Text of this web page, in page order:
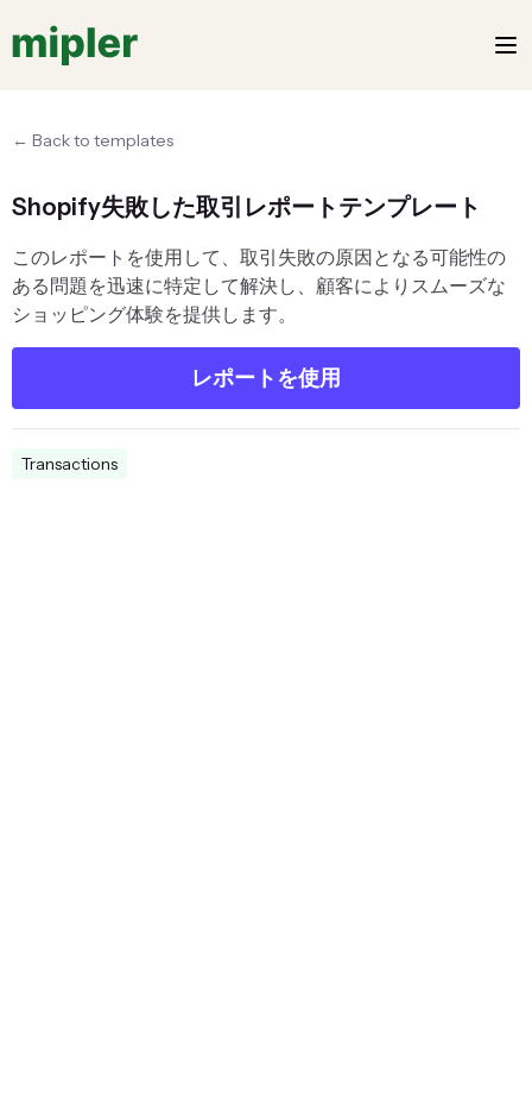
← Back to templates
Shopify失敗した取引レポートテンプレート
このレポートを使用して、取引失敗の原因となる可能性の
ある問題を迅速に特定して解決し、顧客によりスムーズな
ショッピング体験を提供します。
レポートを使用
Transactions